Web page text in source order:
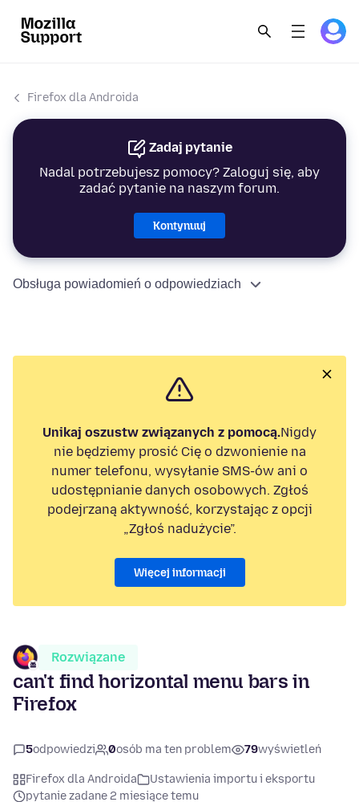
Firefox dla Androida
Zadaj pytanie
Nadal potrzebujesz pomocy? Zaloguj się, aby
zadać pytanie na naszym forum.
Kontynuuj
Obsługa powiadomień o odpowiedziach
Unikaj oszustw związanych z pomocą.Nigdy
nie będziemy prosić Cię o dzwonienie na
numer telefonu, wysyłanie SMS-ów ani o
udostępnianie danych osobowych. Zgłoś
podejrzaną aktywność, korzystając z opcji
„Zgłoś nadużycie”.
Więcej informacji
Rozwiązane
can't find horizontal menu bars in
Firefox
5odpowiedzi 0osób ma ten problem 79wyświetleń
Firefox dla Androida
Ustawienia importu i eksportu
pytanie zadane 2 miesiące temu